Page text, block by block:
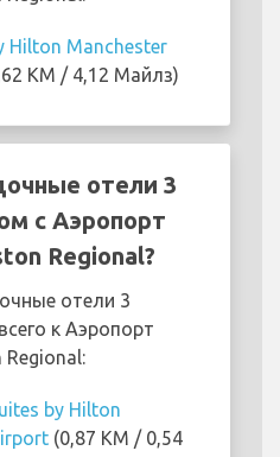
Hilton Manchester
KM / 4,12 Майлз)
отели 3
с Аэропорт
Regional?
отели 3
к Аэропорт
by Hilton
(0,87 KM / 0,54